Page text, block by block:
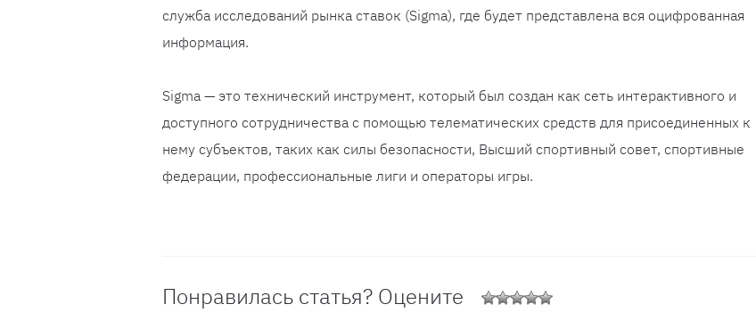
служба исследований рынка ставок (Sigma), где будет представлена вся оцифрованная
информация.
Sigma — это технический инструмент, который был создан как сеть интерактивного и
доступного сотрудничества с помощью телематических средств для присоединенных к
нему субъектов, таких как силы безопасности, Высший спортивный совет, спортивные
федерации, профессиональные лиги и операторы игры.
Понравилась статья? Оцените